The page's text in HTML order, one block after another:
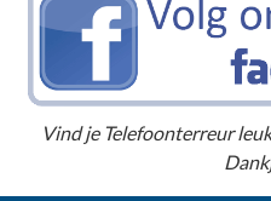
Vind je Telefoonterreur